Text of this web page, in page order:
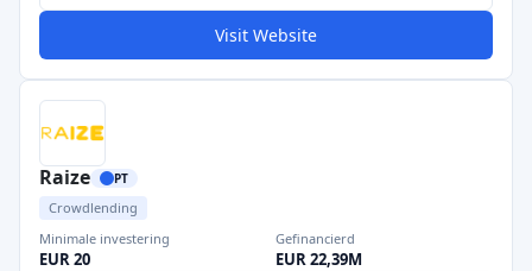
Visit Website
Raize PT
Crowdlending
Minimale investering
EUR 20
Gefinancierd
EUR 22,39M